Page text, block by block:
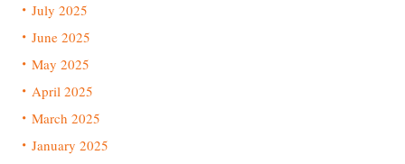
July 2025
June 2025
May 2025
April 2025
March 2025
January 2025